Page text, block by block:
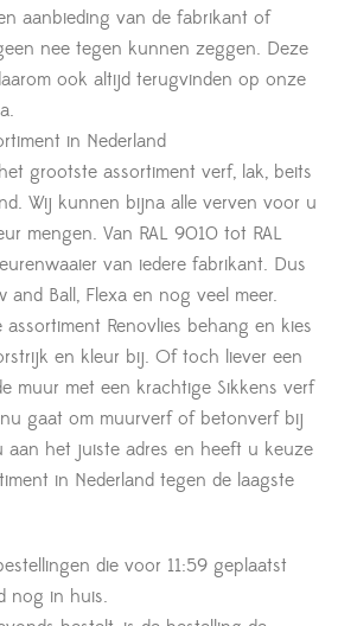
aanbieding van de fabrikant of
nee tegen kunnen zeggen. Deze
ook altijd terugvinden op onze
in Nederland
grootste assortiment verf, lak, beits
Wij kunnen bijna alle verven voor u
mengen. Van RAL 9010 tot RAL
van iedere fabrikant. Dus
and Ball, Flexa en nog veel meer.
Renovlies behang en kies
en kleur bij. Of toch liever een
muur met een krachtige Sikkens verf
gaat om muurverf of betonverf bij
aan het juiste adres en heeft u keuze
in Nederland tegen de laagste
die voor 11:59 geplaatst
nog in huis.